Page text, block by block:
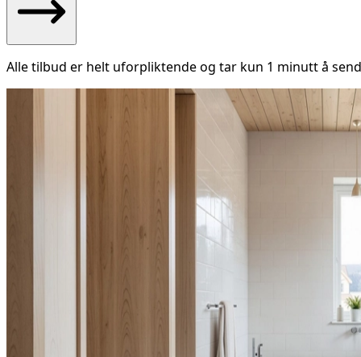
Alle tilbud er helt uforpliktende og tar kun 1 minutt å